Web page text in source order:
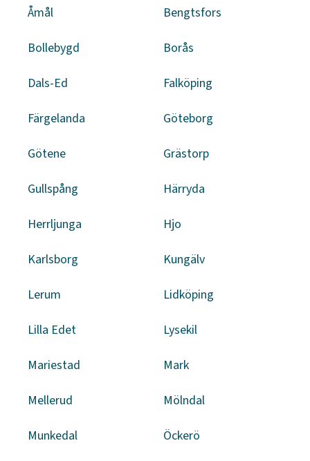
Åmål Bengtsfors
Bollebygd Borås
Dals-Ed Falköping
Färgelanda Göteborg
Götene Grästorp
Gullspång Härryda
Herrljunga Hjo
Karlsborg Kungälv
Lerum Lidköping
Lilla Edet Lysekil
Mariestad Mark
Mellerud Mölndal
Munkedal Öckerö